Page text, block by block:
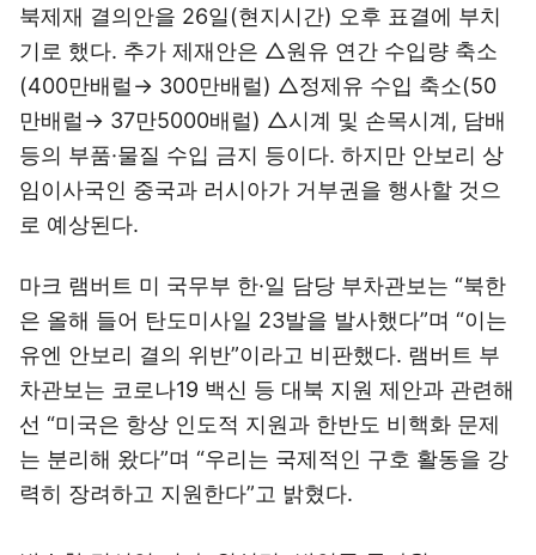
북제재 결의안을 26일(현지시간) 오후 표결에 부치
기로 했다. 추가 제재안은 △원유 연간 수입량 축소
(400만배럴→ 300만배럴) △정제유 수입 축소(50
만배럴→ 37만5000배럴) △시계 및 손목시계, 담배
등의 부품·물질 수입 금지 등이다. 하지만 안보리 상
임이사국인 중국과 러시아가 거부권을 행사할 것으
로 예상된다.
마크 램버트 미 국무부 한·일 담당 부차관보는 “북한
은 올해 들어 탄도미사일 23발을 발사했다”며 “이는
유엔 안보리 결의 위반”이라고 비판했다. 램버트 부
차관보는 코로나19 백신 등 대북 지원 제안과 관련해
선 “미국은 항상 인도적 지원과 한반도 비핵화 문제
는 분리해 왔다”며 “우리는 국제적인 구호 활동을 강
력히 장려하고 지원한다”고 밝혔다.